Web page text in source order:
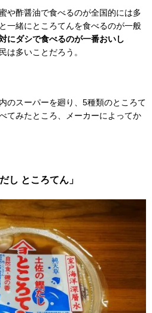
や酢醤油で食べるのが全国的には多
一緒にところてんを食べるのが一般
にダシで食べるのが一番おいし
は多いことだろう。
のスーパーを廻り、5種類のところて
てみたところ、メーカーによってか
し ところてん」